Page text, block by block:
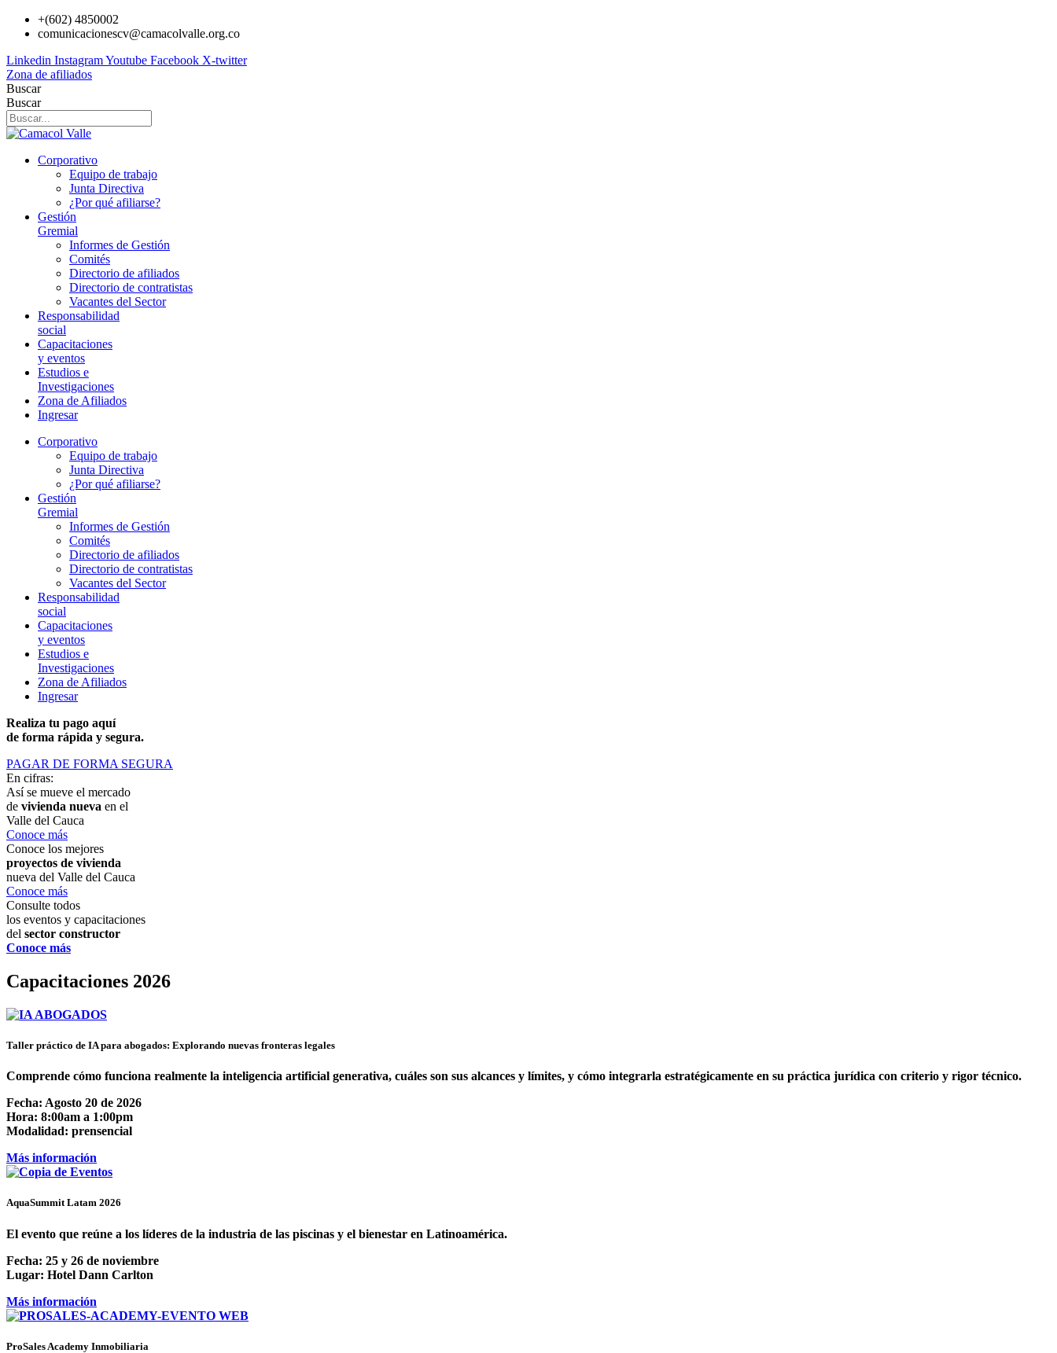
+(602) 4850002
comunicacionescv@camacolvalle.org.co
Linkedin InstagramYoutube Facebook X-twitter
Zona de afiliados
Buscar
Buscar
Corporativo
Equipo de trabajo
Junta Directiva
¿Por qué afiliarse?
Gestión
Gremial
Informes de Gestión
Comités
Directorio de afiliados
Directorio de contratistas
Vacantes del Sector
Responsabilidad
social
Capacitaciones
y eventos
Estudios e
Investigaciones
Zona de Afiliados
Ingresar
Corporativo
Equipo de trabajo
Junta Directiva
¿Por qué afiliarse?
Gestión
Gremial
Informes de Gestión
Comités
Directorio de afiliados
Directorio de contratistas
Vacantes del Sector
Responsabilidad
social
Capacitaciones
y eventos
Estudios e
Investigaciones
Zona de Afiliados
Ingresar
Realiza tu pago aquí
de forma rápida y segura.
PAGAR DE FORMA SEGURA
En cifras:
Así se mueve el mercado
de vivienda nueva en el
Valle del Cauca
Conoce más
Conoce los mejores
proyectos de vivienda
nueva del Valle del Cauca
Conoce más
Consulte todos
los eventos y capacitaciones
del sector constructor
Conoce más
Capacitaciones 2026
Taller práctico de IA para abogados: Explorando nuevas fronteras legales
Comprende cómo funciona realmente la inteligencia artificial generativa, cuáles son sus alcances y límites, y cómo integrarla estratégicamente en su práctica jurídica con criterio y rigor técnico.
Fecha: Agosto 20 de 2026
Hora: 8:00am a 1:00pm
Modalidad: prensencial
Más información
AquaSummit Latam 2026
El evento que reúne a los líderes de la industria de las piscinas y el bienestar en Latinoamérica.
Fecha: 25 y 26 de noviembre
Lugar: Hotel Dann Carlton
Más información
ProSales Academy Inmobiliaria